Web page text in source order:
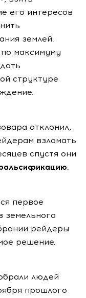
его интересов
землей.
максимуму
структуре
отклонил,
взломать
спустя они
.
первое
земельного
рейдеры
решение.
людей
прошлого